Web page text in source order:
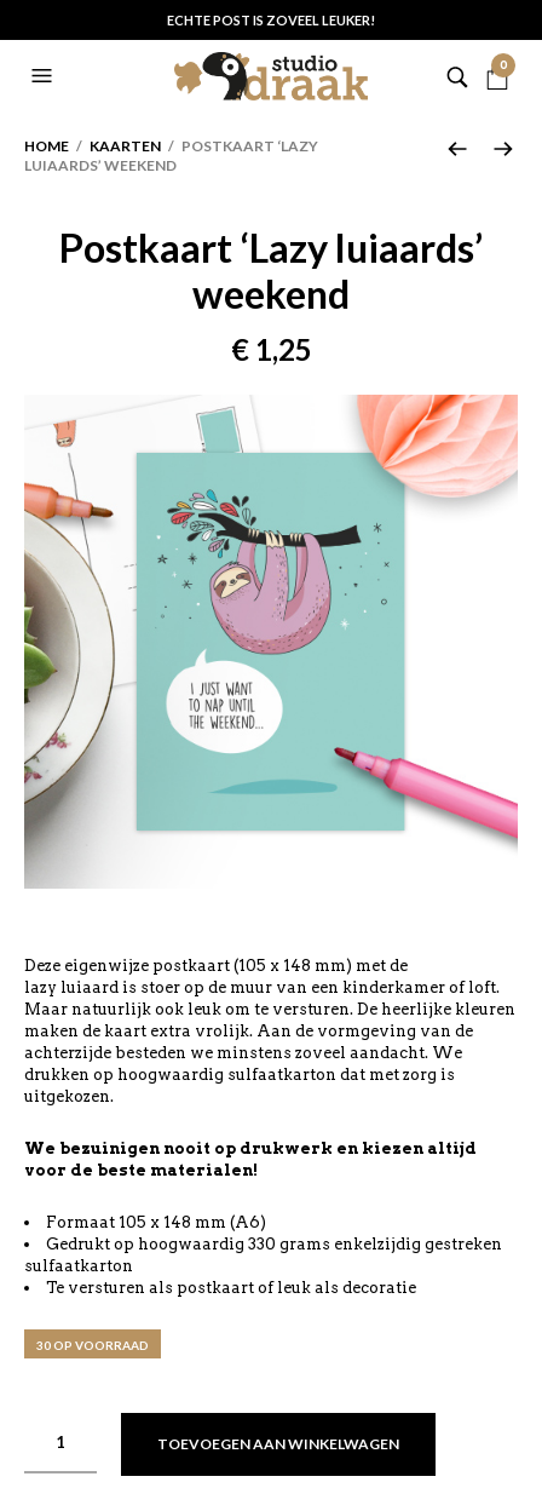
ECHTE POST IS ZOVEEL LEUKER!
0
HOME / KAARTEN / POSTKAART ‘LAZY
LUIAARDS’ WEEKEND
Postkaart ‘Lazy luiaards’
weekend
€1,25
Deze eigenwijze postkaart (105 x 148 mm) met de
lazy luiaard is stoer op de muur van een kinderkamer of loft.
Maar natuurlijk ook leuk om te versturen. De heerlijke kleuren
maken de kaart extra vrolijk. Aan de vormgeving van de
achterzijde besteden we minstens zoveel aandacht. We
drukken op hoogwaardig sulfaatkarton dat met zorg is
uitgekozen.
We bezuinigen nooit op drukwerk en kiezen altijd
voor de beste materialen!
Formaat 105 x 148 mm (A6)
Gedrukt op hoogwaardig 330 grams enkelzijdig gestreken
sulfaatkarton
Te versturen als postkaart of leuk als decoratie
30 OP VOORRAAD
TOEVOEGEN AAN WINKELWAGEN